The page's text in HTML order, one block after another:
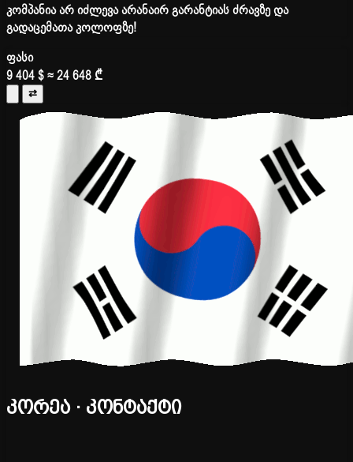
კომპანია არ იძლევა არანაირ გარანტიას ძრავზე და
გადაცემათა კოლოფზე!
ფასი
9 404 $≈ 24 648 ₾
⇄
კორეა · კონტაქტი